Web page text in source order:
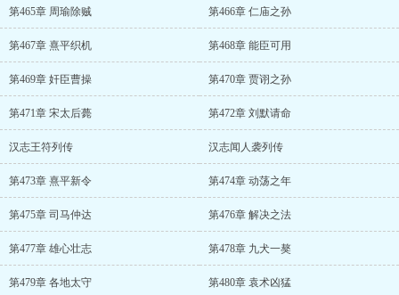
第465章 周瑜除贼 第466章 仁庙之孙
第467章 熹平织机 第468章 能臣可用
第469章 奸臣曹操 第470章 贾诩之孙
第471章 宋太后薨 第472章 刘默请命
汉志王符列传 汉志闻人袭列传
第473章 熹平新令 第474章 动荡之年
第475章 司马仲达 第476章 解决之法
第477章 雄心壮志 第478章 九犬一獒
第479章 各地太守 第480章 袁术凶猛